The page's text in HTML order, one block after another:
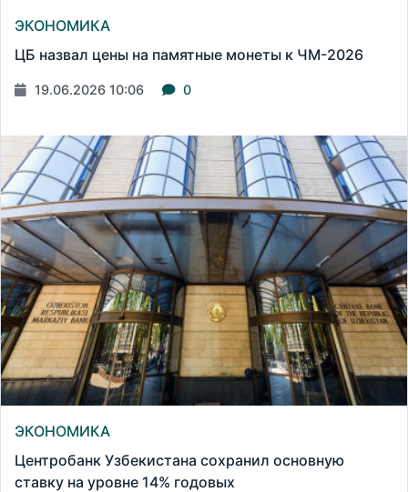
ЭКОНОМИКА
ЦБ назвал цены на памятные монеты к ЧМ-2026
19.06.2026 10:06 0
ЭКОНОМИКА
Центробанк Узбекистана сохранил основную
ставку на уровне 14% годовых